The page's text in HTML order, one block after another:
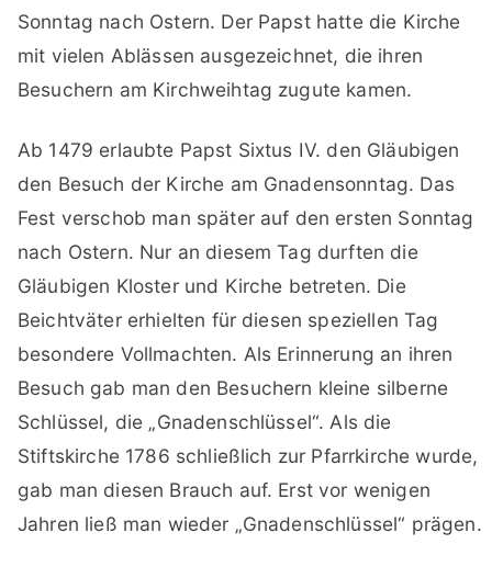
Sonntag nach Ostern. Der Papst hatte die Kirche
mit vielen Ablässen ausgezeichnet, die ihren
Besuchern am Kirchweihtag zugute kamen.
Ab 1479 erlaubte Papst Sixtus IV. den Gläubigen
den Besuch der Kirche am Gnadensonntag. Das
Fest verschob man später auf den ersten Sonntag
nach Ostern. Nur an diesem Tag durften die
Gläubigen Kloster und Kirche betreten. Die
Beichtväter erhielten für diesen speziellen Tag
besondere Vollmachten. Als Erinnerung an ihren
Besuch gab man den Besuchern kleine silberne
Schlüssel, die „Gnadenschlüssel“. Als die
Stiftskirche 1786 schließlich zur Pfarrkirche wurde,
gab man diesen Brauch auf. Erst vor wenigen
Jahren ließ man wieder „Gnadenschlüssel“ prägen.